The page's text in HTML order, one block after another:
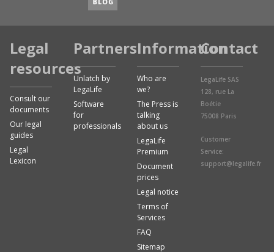
Legal
resources
Consult our
documents
Our legal
guides
Legal
Lexicon
Partners
Unlatch by
LegaLife
Software
for
professionals
Information
Who are
we?
The Press is
talking
about us
LegaLife
Premium
Document
prices
Legal notice
Terms of
Services
FAQ
Sitemap
Contact
LegaLife SAS
128, rue La
Boétie
75008 Paris
Customer
Service:
support@legalife.fr